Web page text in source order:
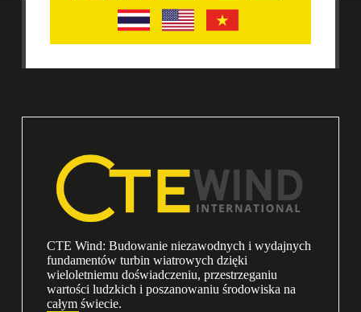
CTE Wind: Budowanie niezawodnych i wydajnych
fundamentów turbin wiatrowych dzięki
wieloletniemu doświadczeniu, przestrzeganiu
wartości ludzkich i poszanowaniu środowiska na
całym świecie.